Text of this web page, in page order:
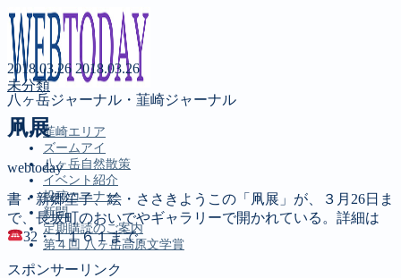
八ヶ岳ジャーナル・韮崎ジャーナル
韮崎エリア
ズームアイ
八ヶ岳自然散策
イベント紹介
投稿コーナー
新聞
定期購読のご案内
第４回 八ヶ岳高原文学賞
2018.03.26 2018.03.26
未分類
凧展
webtoday
書・新郷笙子、絵・ささきようこの「凧展」が、３月26日ま
で、長坂町のおいでやギャラリーで開かれている。詳細は
32・１１６１まで。
スポンサーリンク